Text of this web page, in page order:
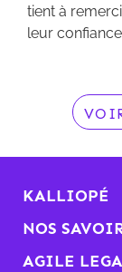
tient à
leur
KALLIOPÉ
NOS
AGILE